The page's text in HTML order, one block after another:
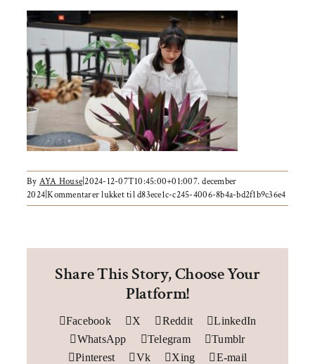
Lokaler
Om AYA House
Uddannelser & kurser
Lokaler
Om AYA House
By AYA House|2024-12-07T10:45:00+01:007. december
2024|Kommentarer lukkettil d83ece1c-c245-4006-8b4a-bd2f1b9c36e4
Share This Story, Choose Your
Platform!
Facebook X Reddit
LinkedIn
WhatsApp
Telegram
Tumblr
Pinterest
Vk Xing E-mail